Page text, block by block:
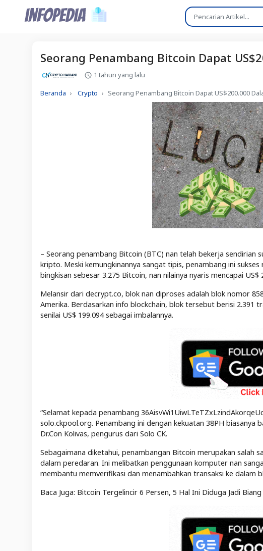
Seorang Penambang Bitcoin Dapat
1 tahun yang lalu
Beranda Crypto Seorang Penambang Bitcoin Dapat US$200.000
– Seorang penambang Bitcoin (BTC) nan telah bekerja sendirian
kripto. Meski kemungkinannya sangat tipis, penambang ini
bingkisan sebesar 3.275 Bitcoin, nan nilainya nyaris mencapai US$
Melansir dari decrypt.co, blok nan diproses adalah blok nomor
Amerika. Berdasarkan info blockchain, blok tersebut berisi 2.391
senilai US$ 199.094 sebagai imbalannya.
“Selamat kepada penambang
solo.ckpool.org. Penambang ini dengan kekuatan 38PH
Dr.Con Kolivas, pengurus dari Solo CK.
Sebagaimana diketahui, penambangan Bitcoin merupakan salah
dalam peredaran. Ini melibatkan penggunaan komputer nan
membantu memverifikasi dan menambahkan transaksi ke dalam
Baca Juga: Bitcoin Tergelincir 6 Persen, 5 Hal Ini Diduga Jadi Biang